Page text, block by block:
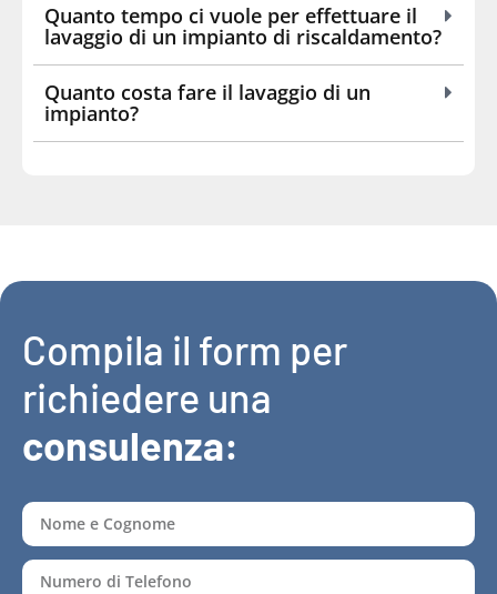
Quanto tempo ci vuole per effettuare il
lavaggio di un impianto di riscaldamento?
Quanto costa fare il lavaggio di un
impianto?
Compila il form per
richiedere una
consulenza: